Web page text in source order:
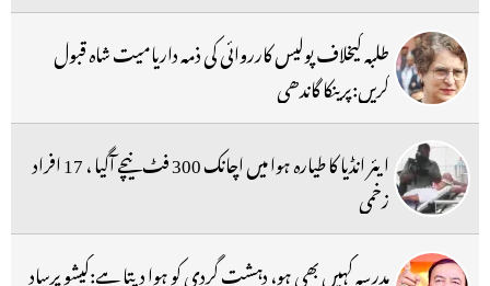
طلبہ کیخلاف پولیس کارروائی کی ذمہ داریامیت شاہ قبول
کریں:پرینکا گاندھی
ایئر انڈیا کا طیارہ ہوا میں اچانک 300 فٹ نیچے آگیا ، 17 افراد
زخمی
مدرسہ کہیں بھی ہو، دہشت گردی کو ہوا دیتا ہے:کیشو پرساد